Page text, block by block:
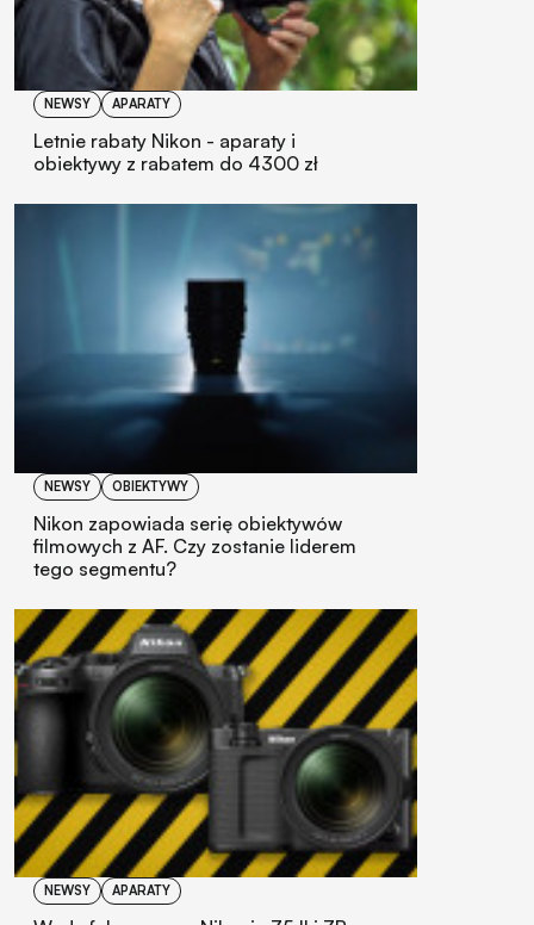
NEWSY APARATY
Letnie rabaty Nikon - aparaty i
obiektywy z rabatem do 4300 zł
NEWSY OBIEKTYWY
Nikon zapowiada serię obiektywów
filmowych z AF. Czy zostanie liderem
tego segmentu?
NEWSY APARATY